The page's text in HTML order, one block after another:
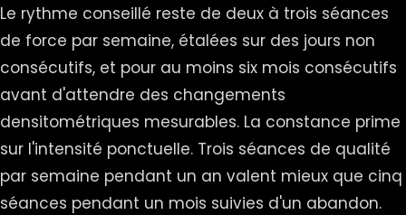
Le rythme conseillé reste de deux à trois séances
de force par semaine, étalées sur des jours non
consécutifs, et pour au moins six mois consécutifs
avant d'attendre des changements
densitométriques mesurables. La constance prime
sur l'intensité ponctuelle. Trois séances de qualité
par semaine pendant un an valent mieux que cinq
séances pendant un mois suivies d'un abandon.